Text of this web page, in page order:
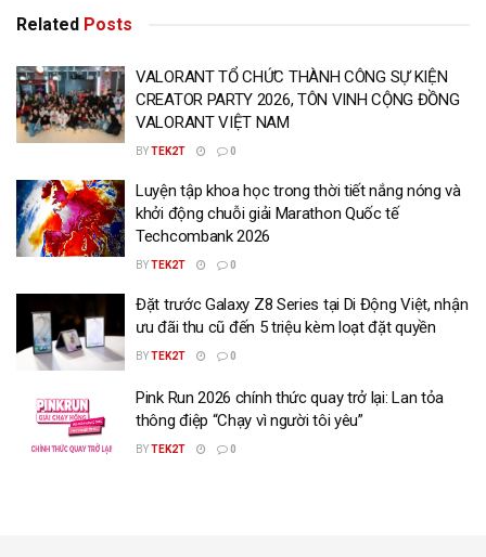
Related Posts
VALORANT TỔ CHỨC THÀNH CÔNG SỰ KIỆN
CREATOR PARTY 2026, TÔN VINH CỘNG ĐỒNG
VALORANT VIỆT NAM
BYTEK2T 0
Luyện tập khoa học trong thời tiết nắng nóng và
khởi động chuỗi giải Marathon Quốc tế
Techcombank 2026
BYTEK2T 0
Đặt trước Galaxy Z8 Series tại Di Động Việt, nhận
ưu đãi thu cũ đến 5 triệu kèm loạt đặt quyền
BYTEK2T 0
Pink Run 2026 chính thức quay trở lại: Lan tỏa
thông điệp “Chạy vì người tôi yêu”
BYTEK2T 0